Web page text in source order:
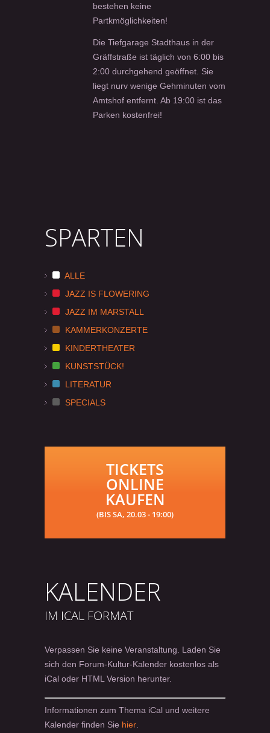
bestehen keine
Partkmöglichkeiten!
Die Tiefgarage Stadthaus in der
Gräffstraße ist täglich von 6:00 bis
2:00 durchgehend geöffnet. Sie
liegt nurv wenige Gehminuten vom
Amtshof entfernt. Ab 19:00 ist das
Parken kostenfrei!
SPARTEN
ALLE
JAZZ IS FLOWERING
JAZZ IM MARSTALL
KAMMERKONZERTE
KINDERTHEATER
KUNSTSTÜCK!
LITERATUR
SPECIALS
TICKETS
ONLINE
KAUFEN
(BIS SA, 20.03 - 19:00)
KALENDER
IM ICAL FORMAT
Verpassen Sie keine Veranstaltung. Laden Sie
sich den Forum-Kultur-Kalender kostenlos als
iCal oder HTML Version herunter.
Informationen zum Thema iCal und weitere
Kalender finden Sie hier